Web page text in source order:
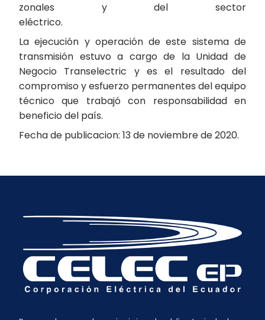
zonales y del sector
La ejecución y operación de este sistema de
transmisión estuvo a cargo de la Unidad de
Negocio Transelectric y es el resultado del
compromiso y esfuerzo permanentes del equipo
técnico que trabajó con responsabilidad en
beneficio del país.
Fecha de publicacion: 13 de noviembre de 2020.